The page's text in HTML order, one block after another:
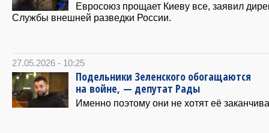
Евросоюз прощает Киеву все, заявил
Службы внешней разведки России.
27.05.2026 - 10:25
Подельники Зеленского обогащаются
на войне, — депутат Рады
Именно поэтому они не хотят её